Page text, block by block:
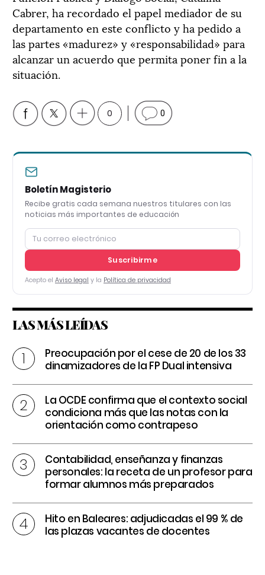
Cabrer, ha recordado el papel mediador de su
departamento en este conflicto y ha pedido a
las partes «madurez» y «responsabilidad» para
alcanzar un acuerdo que permita poner fin a la
situación.
0 0
Boletín Magisterio
Recibe gratis cada semana nuestros titulares con las
noticias más importantes de educación
Suscribirme
Acepto el Aviso legal y la Política de privacidad
LAS MÁS LEÍDAS
Preocupación por el cese de 20 de los 33
dinamizadores de la FP Dual intensiva
La OCDE confirma que el contexto social
condiciona más que las notas con la
orientación como contrapeso
Contabilidad, enseñanza y finanzas
personales: la receta de un profesor para
formar alumnos más preparados
Hito en Baleares: adjudicadas el 99 % de
las plazas vacantes de docentes